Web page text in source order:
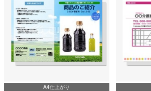
A4仕上がり